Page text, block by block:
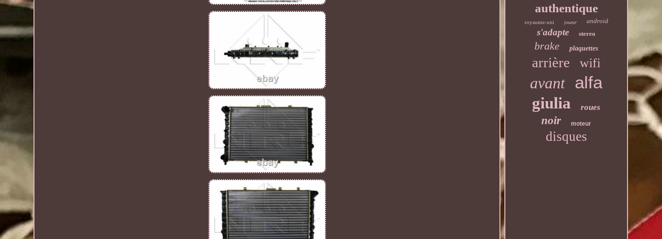
authentique
royaume-uni joueur android
s'adapte stereo
brake plaquettes
arrière wifi
avant alfa
giulia roues
noir moteur
disques